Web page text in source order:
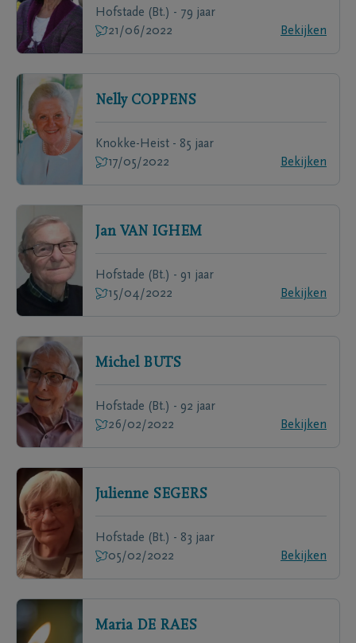
Hofstade (Bt.) - 79 jaar
21/06/2022
Bekijken
Nelly COPPENS
Knokke-Heist - 85 jaar
17/05/2022
Bekijken
Jan VAN IGHEM
Hofstade (Bt.) - 91 jaar
15/04/2022
Bekijken
Michel BUTS
Hofstade (Bt.) - 92 jaar
26/02/2022
Bekijken
Julienne SEGERS
Hofstade (Bt.) - 83 jaar
05/02/2022
Bekijken
Maria DE RAES